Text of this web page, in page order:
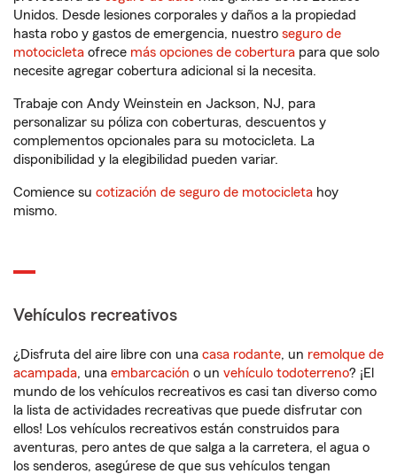
Unidos. Desde lesiones corporales y daños a la propiedad
hasta robo y gastos de emergencia, nuestro seguro de
motocicleta ofrece más opciones de cobertura para que solo
necesite agregar cobertura adicional si la necesita.
Trabaje con Andy Weinstein en Jackson, NJ, para
personalizar su póliza con coberturas, descuentos y
complementos opcionales para su motocicleta. La
disponibilidad y la elegibilidad pueden variar.
Comience su cotización de seguro de motocicleta hoy
mismo.
Vehículos recreativos
¿Disfruta del aire libre con una casa rodante, un remolque de
acampada, una embarcación o un vehículo todoterreno? ¡El
mundo de los vehículos recreativos es casi tan diverso como
la lista de actividades recreativas que puede disfrutar con
ellos! Los vehículos recreativos están construidos para
aventuras, pero antes de que salga a la carretera, el agua o
los senderos, asegúrese de que sus vehículos tengan